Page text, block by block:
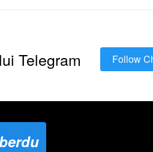
Telegram `Follow